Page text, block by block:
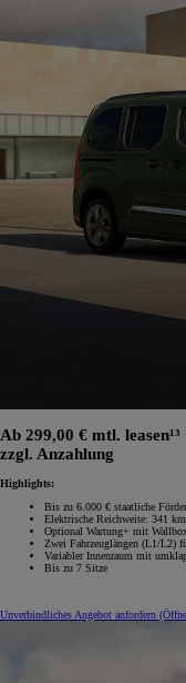
Ab 299,00 € mtl. leasen¹³
zzgl. Anzahlung
Highlights:
Bis zu 6.000 € staatliche
Elektrische Reichweite: 341
Optional Wartung+ mit
Zwei Fahrzeuglängen (L1/L2)
Variabler Innenraum mit
Bis zu 7 Sitze
Unverbindliches Angebot anfordern